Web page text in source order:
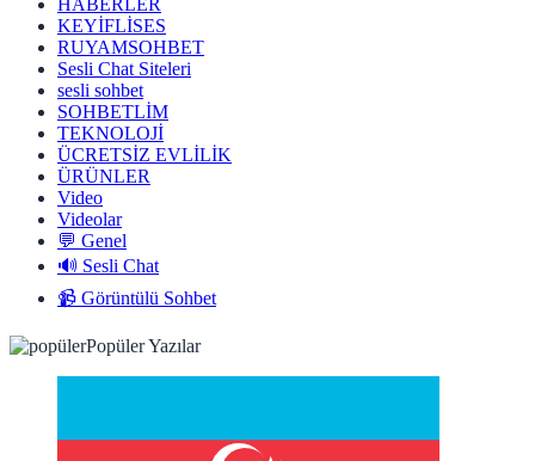
KEYİFLİSES
RUYAMSOHBET
Sesli Chat Siteleri
sesli sohbet
SOHBETLİM
TEKNOLOJİ
ÜCRETSİZ EVLİLİK
ÜRÜNLER
Video
Videolar
💬 Genel
🔊 Sesli Chat
📹 Görüntülü Sohbet
Popüler Yazılar